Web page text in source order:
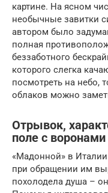
картине. На ясном
необычные завитки
автором было
полная
беззаботного
которого слегка
посмотреть на небо,
облаков можно
Отрывок,
поле с воронами
«Мадонной» в
при обращении им
похолодела душа –